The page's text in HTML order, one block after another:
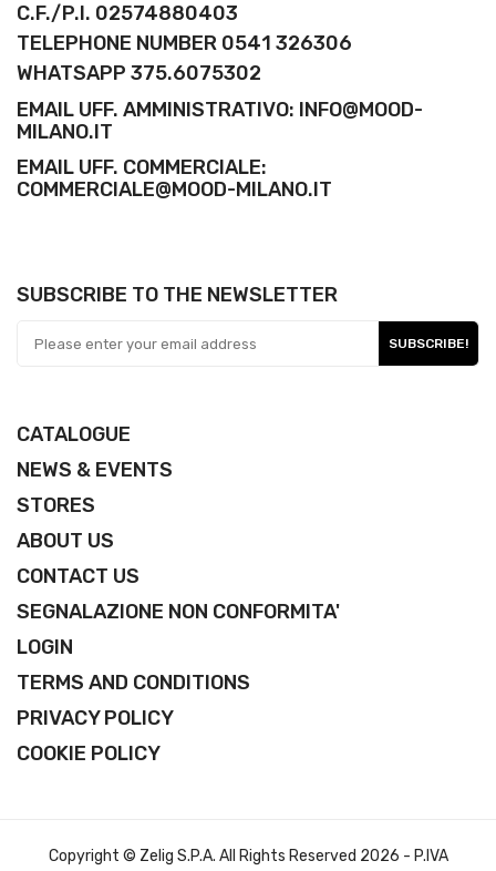
C.F./P.I. 02574880403
TELEPHONE NUMBER 0541 326306
WHATSAPP 375.6075302
EMAIL UFF. AMMINISTRATIVO: INFO@MOOD-
MILANO.IT
EMAIL UFF. COMMERCIALE:
COMMERCIALE@MOOD-MILANO.IT
SUBSCRIBE TO THE NEWSLETTER
SUBSCRIBE!
CATALOGUE
NEWS & EVENTS
STORES
ABOUT US
CONTACT US
SEGNALAZIONE NON CONFORMITA'
LOGIN
TERMS AND CONDITIONS
PRIVACY POLICY
COOKIE POLICY
Copyright © Zelig S.p.A. All Rights Reserved 2026 - P.IVA